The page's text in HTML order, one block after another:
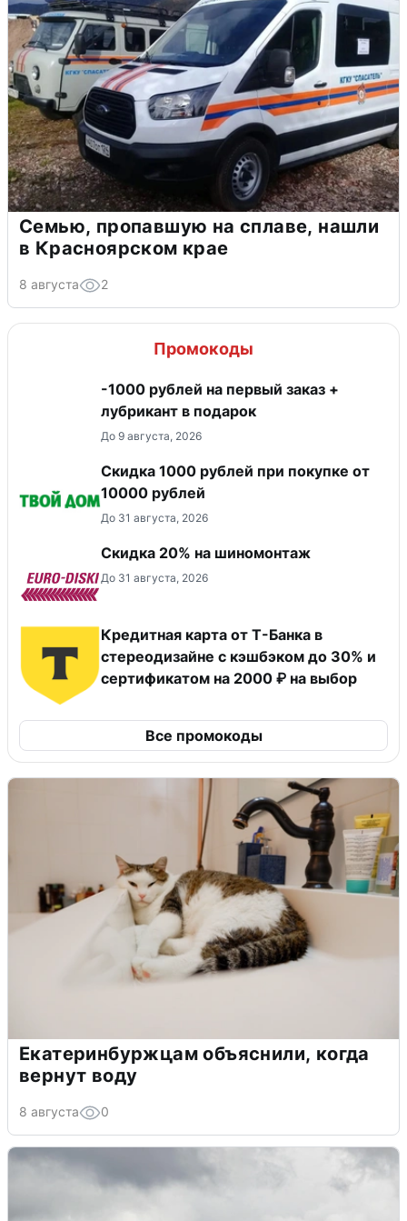
Семью, пропавшую на сплаве, нашли
в Красноярском крае
8 августа 2
Промокоды
-1000 рублей на первый заказ +
лубрикант в подарок
До 9 августа, 2026
Скидка 1000 рублей при покупке от
10000 рублей
До 31 августа, 2026
Скидка 20% на шиномонтаж
До 31 августа, 2026
Кредитная карта от Т-Банка в
стереодизайне с кэшбэком до 30% и
сертификатом на 2000 ₽ на выбор
Все промокоды
Екатеринбуржцам объяснили, когда
вернут воду
8 августа 0